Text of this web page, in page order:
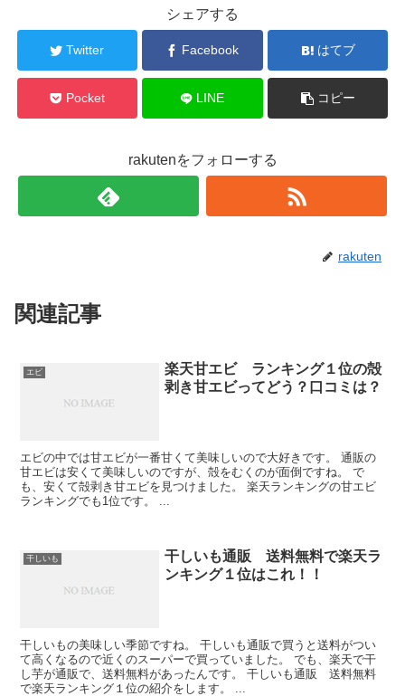
シェアする
Twitter Facebook はてブ
Pocket LINE コピー
rakutenをフォローする
rakuten
関連記事
エビ
楽天甘エビ ランキング１位の殻
剥き甘エビってどう？口コミは？
エビの中では甘エビが一番甘くて美味しいので大好きです。 通販の
甘エビは安くて美味しいのですが、殻をむくのが面倒ですね。 で
も、安くて殻剥き甘エビを見つけました。 楽天ランキングの甘エビ
ランキングでも1位です。 ...
干しいも
干しいも通販 送料無料で楽天ラ
ンキング１位はこれ！！
干しいもの美味しい季節ですね。 干しいも通販で買うと送料がつい
て高くなるので近くのスーパーで買っていました。 でも、楽天で干
し芋が通販で、送料無料があったんです。 干しいも通販 送料無料
で楽天ランキング１位の紹介をします。 ...